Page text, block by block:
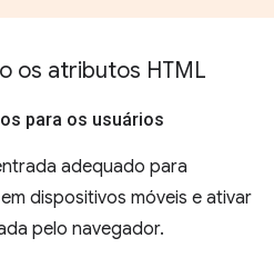
os atributos HTML
para os usuários
adequado para
dispositivos móveis e ativar
pelo navegador.